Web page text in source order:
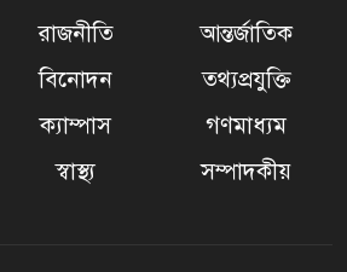
রাজনীতি
আন্তর্জাতিক
বিনোদন
তথ্যপ্রযুক্তি
ক্যাম্পাস
গণমাধ্যম
স্বাস্থ্য সম্পাদকীয়